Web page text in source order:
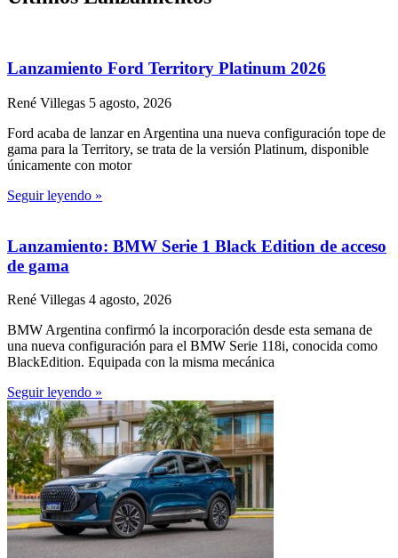
Lanzamiento Ford Territory Platinum 2026
René Villegas 5 agosto, 2026
Ford acaba de lanzar en Argentina una nueva configuración tope de
gama para la Territory, se trata de la versión Platinum, disponible
únicamente con motor
Seguir leyendo »
Lanzamiento: BMW Serie 1 Black Edition de acceso
de gama
René Villegas 4 agosto, 2026
BMW Argentina confirmó la incorporación desde esta semana de
una nueva configuración para el BMW Serie 118i, conocida como
BlackEdition. Equipada con la misma mecánica
Seguir leyendo »